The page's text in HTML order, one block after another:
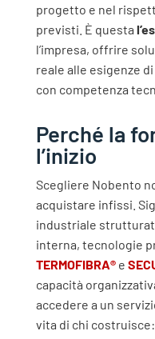
progetto e nel
previsti. È questa
l’impresa, offrire
reale alle esigenze
con competenza
Perché la
l’inizio
Scegliere Nobento
acquistare infissi.
industriale
interna, tecnologie
TERMOFIBRA®e
capacità
accedere a un
vita di chi